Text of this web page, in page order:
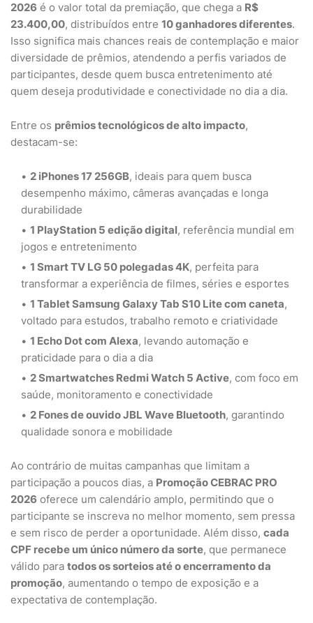
2026 é o valor total da premiação, que chega a R$
23.400,00, distribuídos entre 10 ganhadores diferentes.
Isso significa mais chances reais de contemplação e maior
diversidade de prêmios, atendendo a perfis variados de
participantes, desde quem busca entretenimento até
quem deseja produtividade e conectividade no dia a dia.
Entre os prêmios tecnológicos de alto impacto,
destacam-se:
2 iPhones 17 256GB, ideais para quem busca
desempenho máximo, câmeras avançadas e longa
durabilidade
1 PlayStation 5 edição digital, referência mundial em
jogos e entretenimento
1 Smart TV LG 50 polegadas 4K, perfeita para
transformar a experiência de filmes, séries e esportes
1 Tablet Samsung Galaxy Tab S10 Lite com caneta,
voltado para estudos, trabalho remoto e criatividade
1 Echo Dot com Alexa, levando automação e
praticidade para o dia a dia
2 Smartwatches Redmi Watch 5 Active, com foco em
saúde, monitoramento e conectividade
2 Fones de ouvido JBL Wave Bluetooth, garantindo
qualidade sonora e mobilidade
Ao contrário de muitas campanhas que limitam a
participação a poucos dias, a Promoção CEBRAC PRO
2026 oferece um calendário amplo, permitindo que o
participante se inscreva no melhor momento, sem pressa
e sem risco de perder a oportunidade. Além disso, cada
CPF recebe um único número da sorte, que permanece
válido para todos os sorteios até o encerramento da
promoção, aumentando o tempo de exposição e a
expectativa de contemplação.